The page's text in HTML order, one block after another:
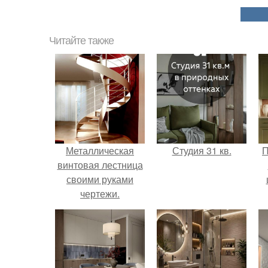
Читайте также
Металлическая
винтовая лестница
своими руками
чертежи.
Преимущества и
недостатки
изготовления
винтовых лестниц
Студия 31 кв.